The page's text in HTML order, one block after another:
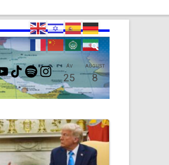
TIKTOKSPOTIFYINSTAGRAMÁV
25
AUGUST
8